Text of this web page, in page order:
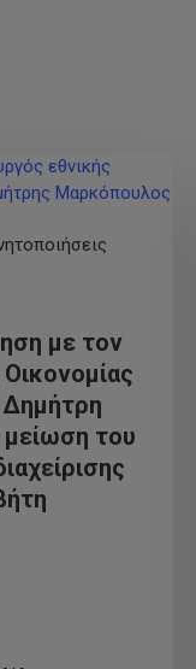
με τον
Δημήτρη
του